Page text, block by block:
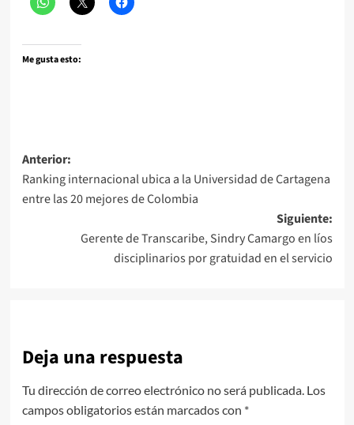
Me gusta esto:
Navegación
de
entradas
Anterior:
Ranking internacional ubica a la Universidad de Cartagena
entre las 20 mejores de Colombia
Siguiente:
Gerente de Transcaribe, Sindry Camargo en líos
disciplinarios por gratuidad en el servicio
Deja una respuesta
Tu dirección de correo electrónico no será publicada. Los
campos obligatorios están marcados con *